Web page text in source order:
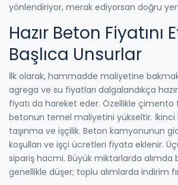
yönlendiriyor, merak ediyorsan doğru
Hazır Beton Fiyatını
Başlıca Unsurlar
İlk olarak, hammadde maliyetine
agrega ve su fiyatları dalgalandıkça
fiyatı da hareket eder. Özellikle çimento
betonun temel maliyetini yükseltir. İkinci
taşınma ve işçilik. Beton kamyonunun
koşulları ve işçi ücretleri fiyata eklenir.
sipariş hacmi. Büyük miktarlarda alımda
genellikle düşer; toplu alımlarda indirim